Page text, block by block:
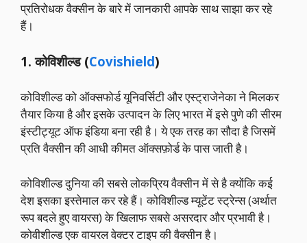
प्रतिरोधक वैक्सीन के बारे में जानकारी आपके साथ साझा कर रहे
हैं।
1. कोविशील्ड (Covishield)
कोविशील्ड को ऑक्सफोर्ड यूनिवर्सिटी और एस्ट्राजेनेका ने मिलकर
तैयार किया है और इसके उत्पादन के लिए भारत में इसे पुणे की सीरम
इंस्टीट्यूट ऑफ इंडिया बना रही है। ये एक तरह का सौदा है जिसमें
प्रति वैक्सीन की आधी कीमत ऑक्सफ़ोर्ड के पास जाती है।
कोविशील्ड दुनिया की सबसे लोकप्रिय वैक्सीन में से है क्योंकि कई
देश इसका इस्तेमाल कर रहे हैं। कोविशील्ड म्यूटेंट स्ट्रेन्स (अर्थात
रूप बदले हुए वायरस) के खिलाफ सबसे असरदार और प्रभावी है।
कोवीशील्ड एक वायरल वेक्टर टाइप की वैक्सीन है।